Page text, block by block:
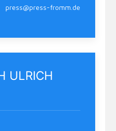
press@press-fromm.de
ULRICH